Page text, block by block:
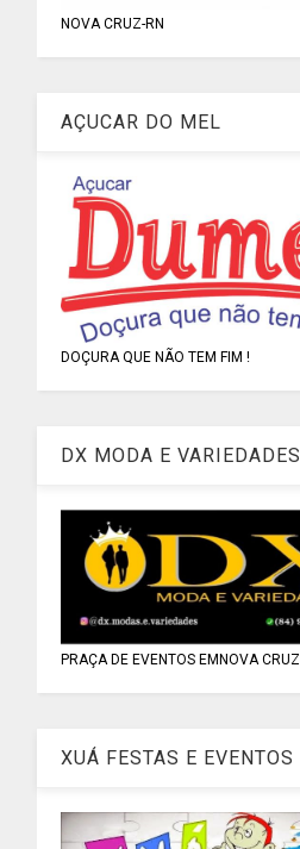
NOVA CRUZ-RN
AÇUCAR DO MEL
DOÇURA QUE NÃO TEM FIM !
DX MODA E VARIEDADES
PRAÇA DE EVENTOS EMNOVA CRUZ
XUÁ FESTAS E EVENTOS